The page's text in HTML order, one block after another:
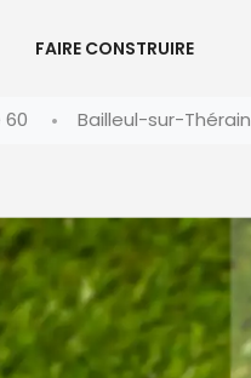
FAIRE CONSTRUIRE
60 Bailleul-sur-Thérain